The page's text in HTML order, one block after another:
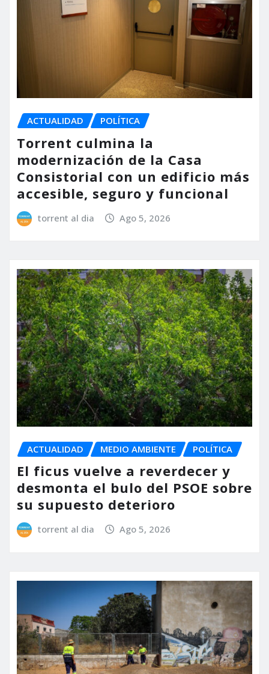
ACTUALIDAD POLÍTICA
Torrent culmina la
modernización de la Casa
Consistorial con un edificio más
accesible, seguro y funcional
torrent al dia Ago 5, 2026
ACTUALIDAD MEDIO AMBIENTE POLÍTICA
El ficus vuelve a reverdecer y
desmonta el bulo del PSOE sobre
su supuesto deterioro
torrent al dia Ago 5, 2026